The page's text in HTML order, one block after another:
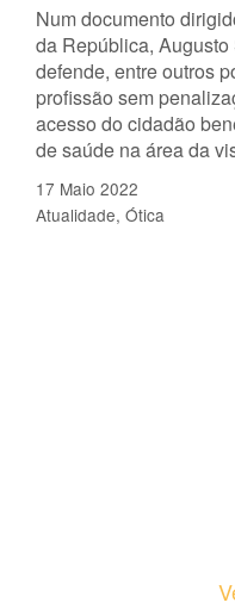
Num documento
da República,
defende, entre outros
profissão sem
acesso do cidadão
de saúde na área da
17 Maio 2022
Atualidade Ótica